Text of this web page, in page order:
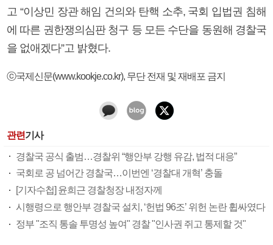
고 “이상민 장관 해임 건의와 탄핵 소추, 국회 입법권 침해
에 따른 권한쟁의심판 청구 등 모든 수단을 동원해 경찰국
을 없애겠다”고 밝혔다.
ⓒ국제신문(www.kookje.co.kr), 무단 전재 및 재배포 금지
관련기사
경찰국 공식 출범…경찰위 “행안부 강행 유감, 법적 대응”
국회로 공 넘어간 경찰국…이번엔 ‘경찰대 개혁’ 충돌
[기자수첩] 윤희근 경찰청장 내정자께
시행령으로 행안부 경찰국 설치, ‘헌법 96조’ 위헌 논란 휩싸였다
정부 "조직 통솔 투명성 높여" 경찰 "인사권 쥐고 통제할 것"